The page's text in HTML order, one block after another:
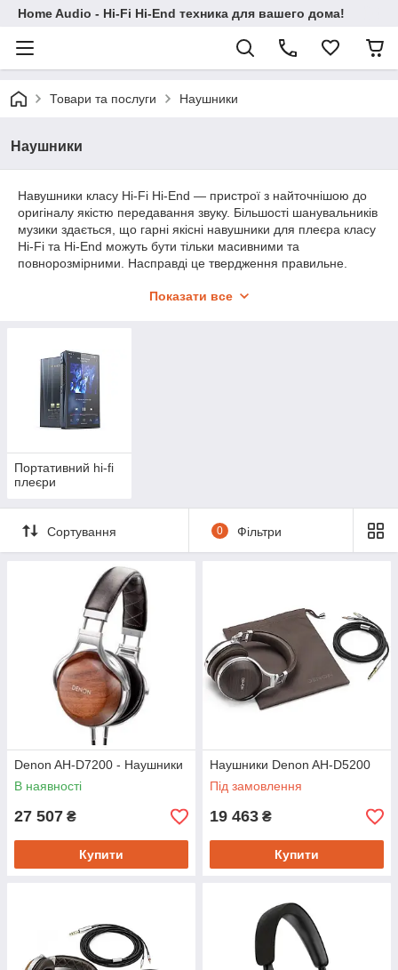
Home Audio - Hi-Fi Hi-End техника для вашего дома!
Товари та послуги Наушники
Наушники
Навушники класу Hi-Fi Hi-End — пристрої з найточнішою до
оригіналу якістю передавання звуку. Більшості шанувальників
музики здається, що гарні якісні навушники для плеєра класу
Hi-Fi та Hi-End можуть бути тільки масивними та
повнорозмірними. Насправді це твердження правильне.
добротно, що анітрохи не поступляться ні в рівні звуку, ні у
основними параметрами.
Показати все
Портативний hi-fi
плеєри
Сортування 0 Фільтри
Denon AH-D7200 - Наушники
В наявності
27 507 ₴
Купити
Наушники Denon AH-D5200
Під замовлення
19 463 ₴
Купити